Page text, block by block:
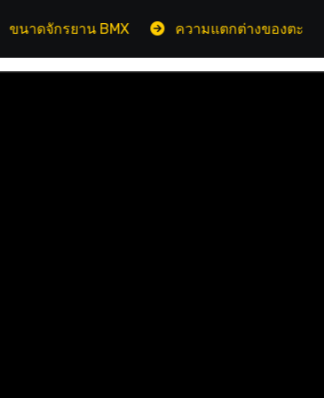
จักรยาน BMX ความแตกต่างของตะเกียบจักร